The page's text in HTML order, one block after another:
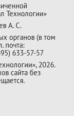
Технологии»
А. С.
органов (в том
почта:
633-57-57
2026.
сайта без